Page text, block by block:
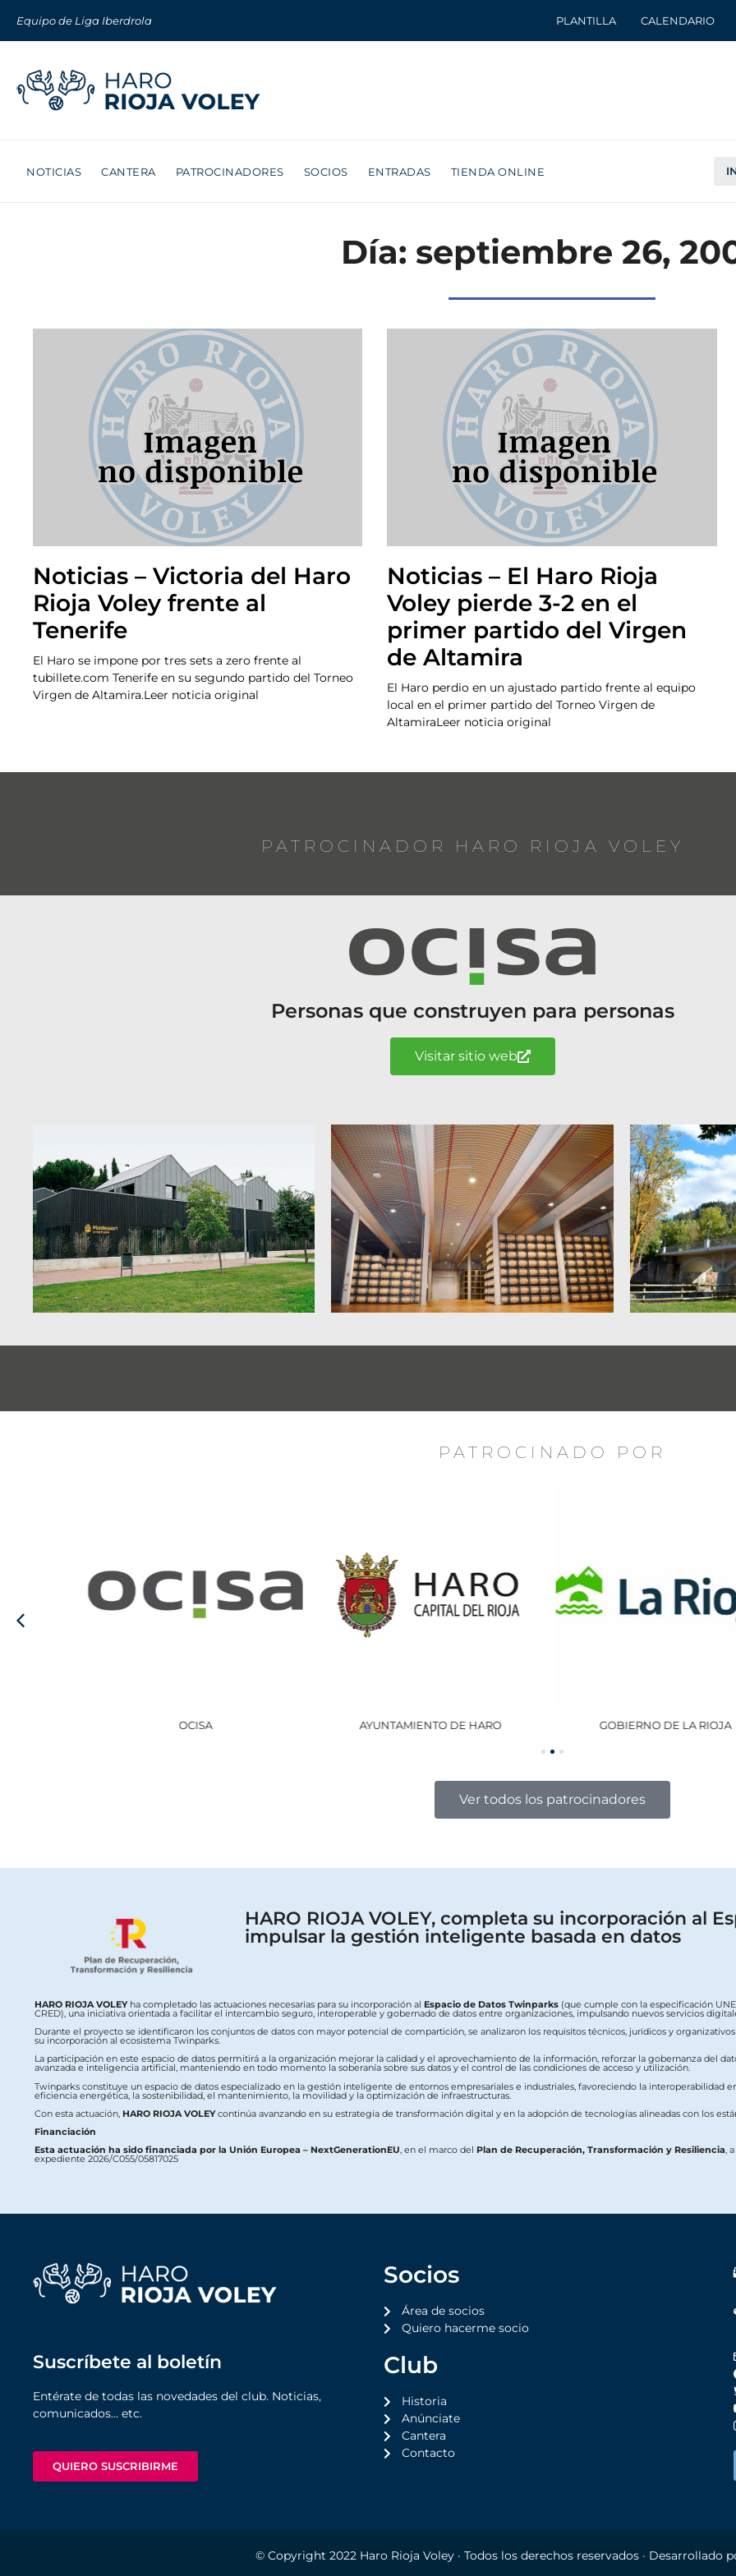
Equipo de Liga Iberdrola PLANTILLA CALENDARIO
NOTICIAS CANTERA PATROCINADORES SOCIOS ENTRADAS TIENDA ONLINE
Día: septiembre 26,
Noticias – Victoria del Haro
Rioja Voley frente al
Tenerife
El Haro se impone por tres sets a zero frente al
tubillete.com Tenerife en su segundo partido del Torneo
Virgen de Altamira.Leer noticia original
Noticias – El Haro Rioja
Voley pierde 3-2 en el
primer partido del Virgen
de Altamira
El Haro perdio en un ajustado partido frente al equipo
local en el primer partido del Torneo Virgen de
AltamiraLeer noticia original
PATROCINADOR HARO RIOJA VOLEY
Personas que construyen para personas
Visitar sitio web
PATROCINADO POR
AYUNTAMIENTO DE HARO GOBIERNO DE LA RIOJA OCISA
Ver todos los patrocinadores
HARO RIOJA VOLEY, completa su incorporación al
impulsar la gestión inteligente basada en datos
HARO RIOJA VOLEYha completado las actuaciones necesarias para su incorporación al Espacio de Datos Twinparks (que cumple con la especificación
CRED), una iniciativa orientada a facilitar el intercambio seguro, interoperable y gobernado de datos entre organizaciones, impulsando nuevos servicios
Durante el proyecto se identificaron los conjuntos de datos con mayor potencial de compartición, se analizaron los requisitos técnicos, jurídicos y
su incorporación al ecosistema Twinparks.
La participación en este espacio de datos permitirá a la organización mejorar la calidad y el aprovechamiento de la información, reforzar la gobernanza del
avanzada e inteligencia artificial, manteniendo en todo momento la soberanía sobre sus datos y el control de las condiciones de acceso y utilización.
Twinparks constituye un espacio de datos especializado en la gestión inteligente de entornos empresariales e industriales, favoreciendo la interoperabilidad
eficiencia energética, la sostenibilidad, el mantenimiento, la movilidad y la optimización de infraestructuras.
Con esta actuación, HARO RIOJA VOLEYcontinúa avanzando en su estrategia de transformación digital y en la adopción de tecnologías alineadas con los
Financiación
Esta actuación ha sido financiada por la Unión Europea – NextGenerationEU, en el marco del Plan de Recuperación, Transformación y Resiliencia,
expediente 2026/C055/05817025
Suscríbete al boletín
Entérate de todas las novedades del club. Noticias,
comunicados… etc.
QUIERO SUSCRIBIRME
Socios
Área de socios
Quiero hacerme socio
Club
Historia
Anúnciate
Cantera
Contacto
© Copyright 2022 Haro Rioja Voley· Todos los derechos reservados · Desarrollado